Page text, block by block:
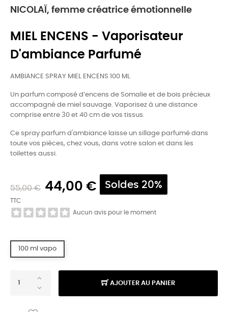
NICOLAÏ, femme créatrice émotionnelle
MIEL ENCENS - Vaporisateur
D'ambiance Parfumé
AMBIANCE SPRAY MIEL ENCENS 100 ML
Un parfum composé d’encens de Somalie et de bois précieux
accompagné de miel sauvage. Vaporisez à une distance
comprise entre 30 et 40 cm de vos tissus.
Ce spray parfum d'ambiance laisse un sillage parfumé dans
toute vos pièces, chez vous, dans votre salon et dans les
toilettes aussi.
55,00 € 44,00 € Soldes 20%
TTC
Aucun avis pour le moment
100 ml vapo
AJOUTER AU PANIER